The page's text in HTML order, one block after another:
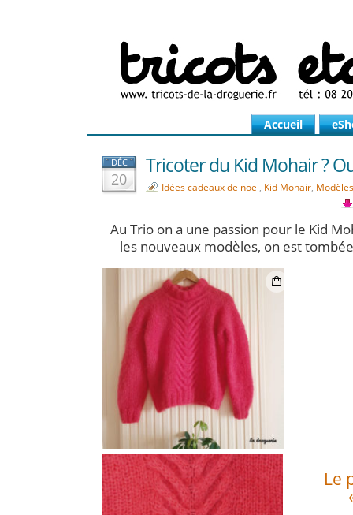
Accueil
DÉC
20
Tricoter du Kid Mohair ?
Idées cadeaux de noël, Kid Mohair,
Au Trio on a une passion pour le Kid
les nouveaux modèles, on est
Le